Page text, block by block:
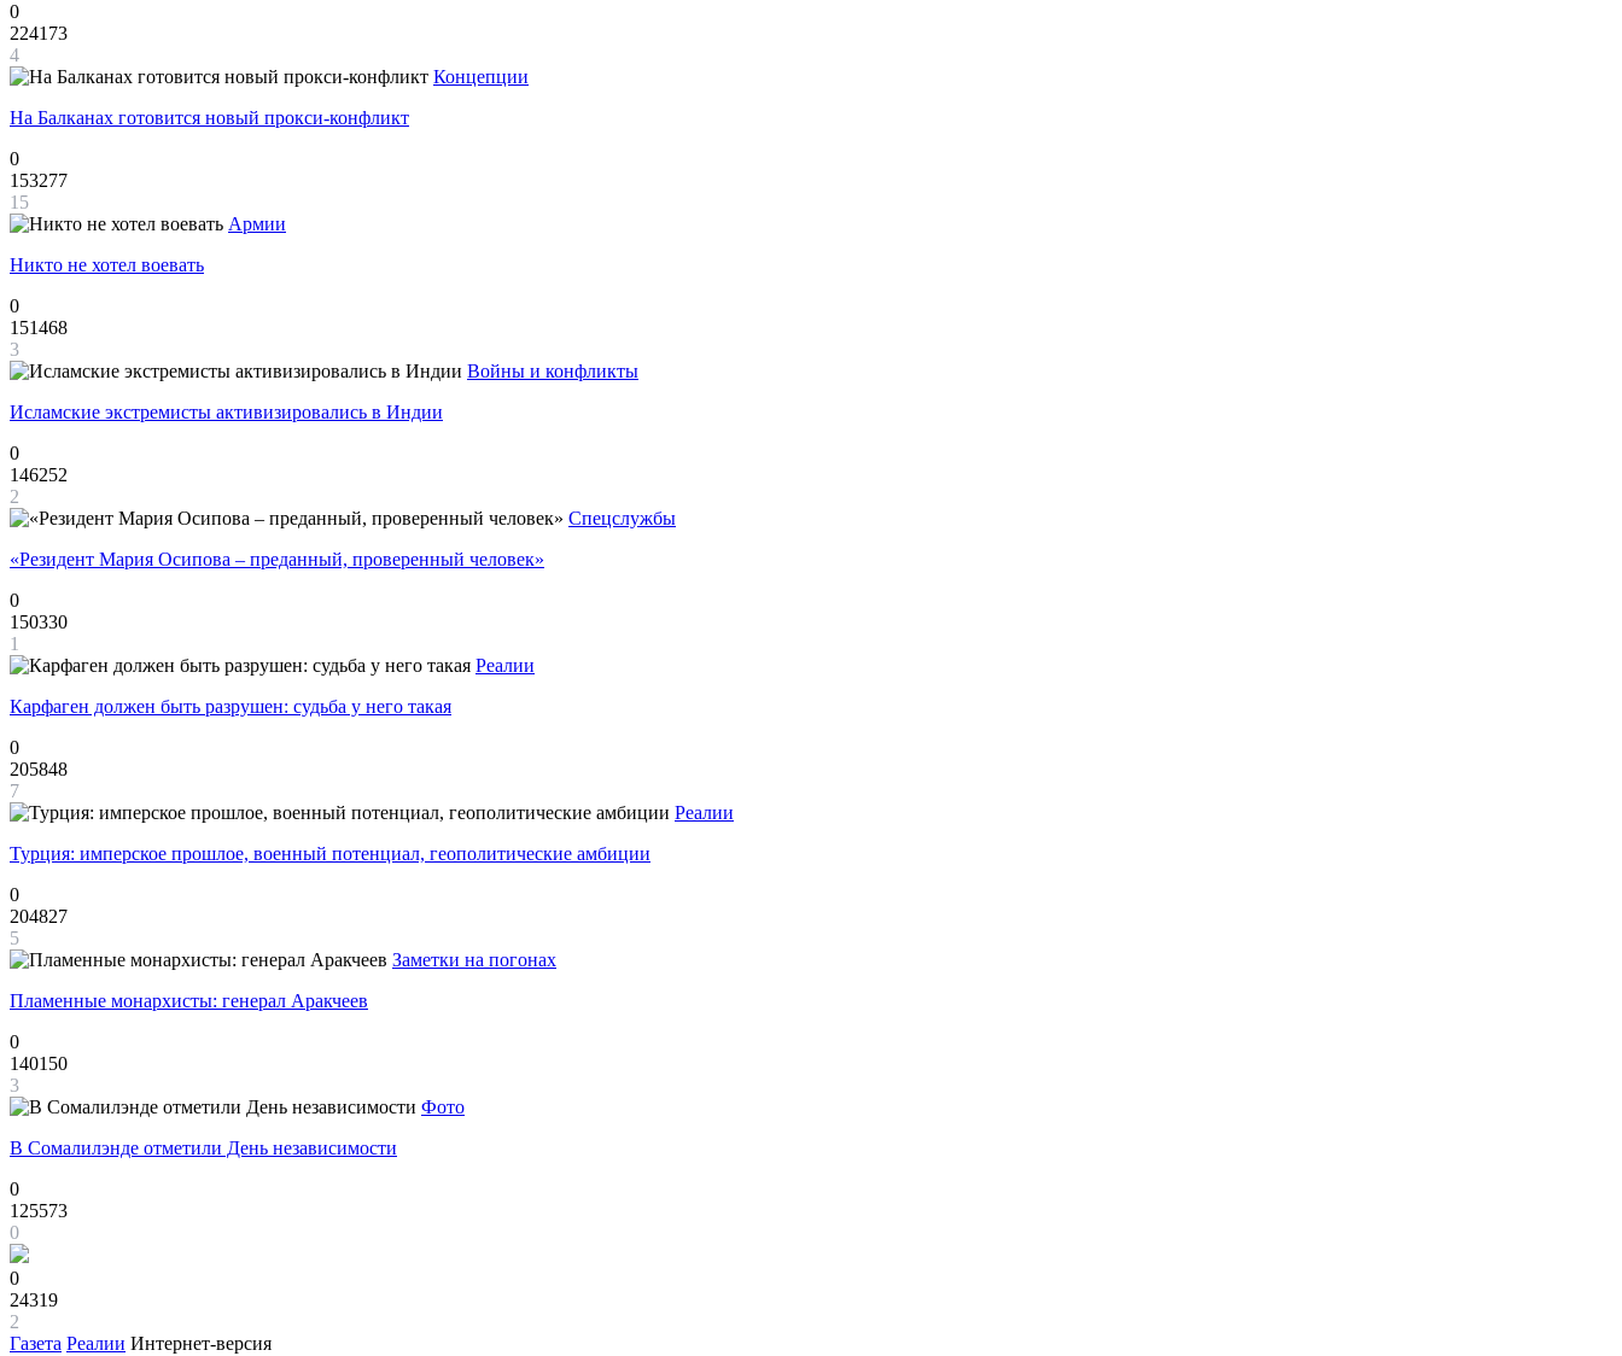
0
224173
4
Концепции
На Балканах готовится новый прокси-конфликт
0
153277
15
Армии
Никто не хотел воевать
0
151468
3
Войны и конфликты
Исламские экстремисты активизировались в Индии
0
146252
2
Спецслужбы
«Резидент Мария Осипова – преданный, проверенный человек»
0
150330
1
Реалии
Карфаген должен быть разрушен: судьба у него такая
0
205848
7
Реалии
Турция: имперское прошлое, военный потенциал, геополитические амбиции
0
204827
5
Заметки на погонах
Пламенные монархисты: генерал Аракчеев
0
140150
3
Фото
В Сомалилэнде отметили День независимости
0
125573
0
0
24319
2
Газета Реалии Интернет-версия